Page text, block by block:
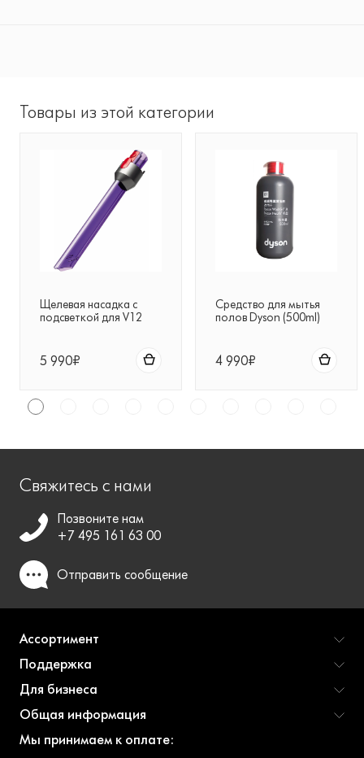
Товары из этой категории
Щелевая насадка с
подсветкой для V12
5 990₽
Средство для мытья
полов Dyson (500ml)
4 990₽
Свяжитесь с нами
Позвоните нам
+7 495 161 63 00
Отправить сообщение
Ассортимент
Поддержка
Для бизнеса
Общая информация
Мы принимаем к оплате: